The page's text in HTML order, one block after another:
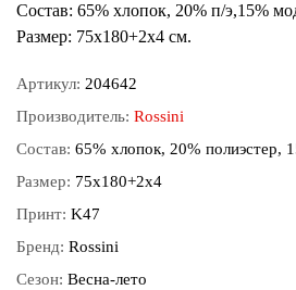
Состав: 65% хлопок, 20% п/э,15%
Размер: 75х180+2х4 см.
Артикул: 204642
Производитель: Rossini
Состав: 65% хлопок, 20% полиэстер,
Размер: 75х180+2х4
Принт: K47
Бренд: Rossini
Сезон: Весна-лето